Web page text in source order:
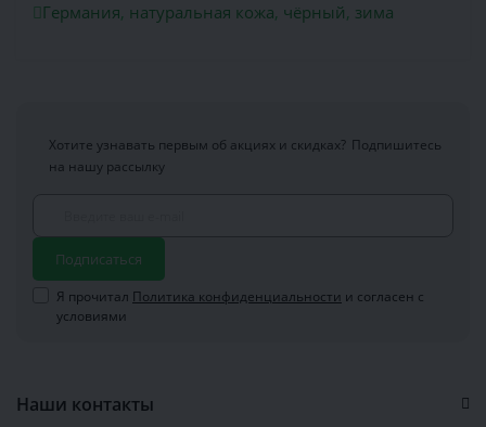
Германия, натуральная кожа, чёрный, зима
Хотите узнавать первым об акциях и скидках? Подпишитесь
на нашу рассылку
Подписаться
Я прочитал Политика конфиденциальности и согласен с
условиями
Наши контакты